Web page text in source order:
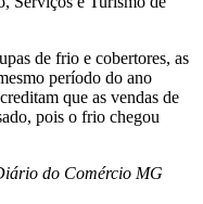
de frio e cobertores, as
período do ano
que as vendas de
pois o frio chegou
do Comércio MG